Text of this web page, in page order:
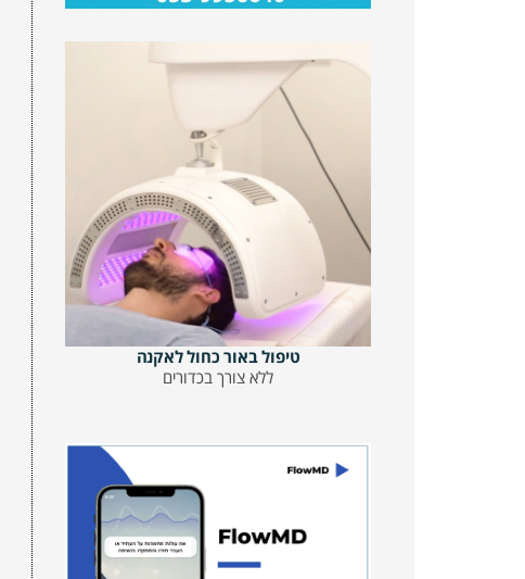
טיפול באור כחול לאקנה
ללא צורך בכדורים